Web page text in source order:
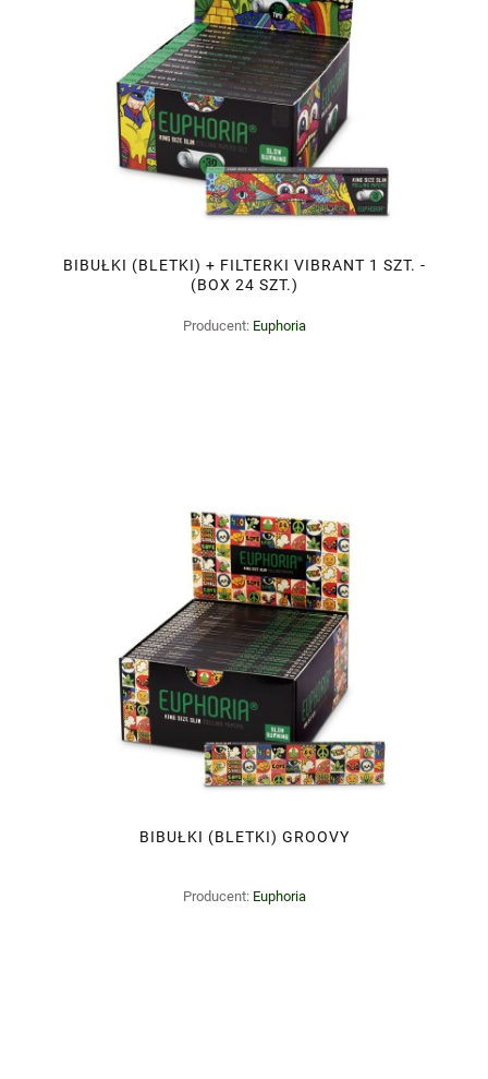
BIBUŁKI (BLETKI) + FILTERKI VIBRANT 1 SZT. -
(BOX 24 SZT.)
Producent: Euphoria
BIBUŁKI (BLETKI) GROOVY
Producent: Euphoria